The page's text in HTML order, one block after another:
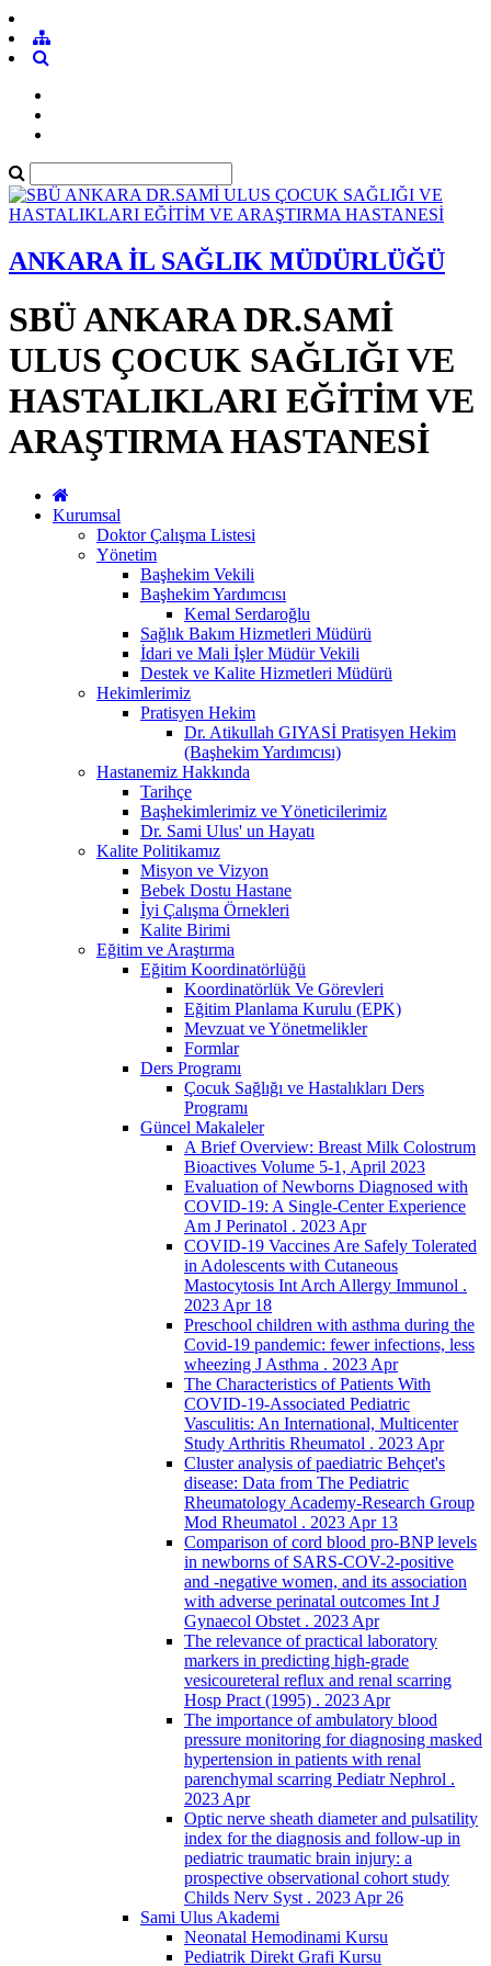
ANKARA İL SAĞLIK MÜDÜRLÜĞÜ
SBÜ ANKARA DR.SAMİ
ULUS ÇOCUK SAĞLIĞI VE
HASTALIKLARI EĞİTİM VE
ARAŞTIRMA HASTANESİ
Kurumsal
Doktor Çalışma Listesi
Yönetim
Başhekim Vekili
Başhekim Yardımcısı
Kemal Serdaroğlu
Sağlık Bakım Hizmetleri Müdürü
İdari ve Mali İşler Müdür Vekili
Destek ve Kalite Hizmetleri Müdürü
Hekimlerimiz
Pratisyen Hekim
Dr. Atikullah GIYASİ Pratisyen Hekim
(Başhekim Yardımcısı)
Hastanemiz Hakkında
Tarihçe
Başhekimlerimiz ve Yöneticilerimiz
Dr. Sami Ulus' un Hayatı
Kalite Politikamız
Misyon ve Vizyon
Bebek Dostu Hastane
İyi Çalışma Örnekleri
Kalite Birimi
Eğitim ve Araştırma
Eğitim Koordinatörlüğü
Koordinatörlük Ve Görevleri
Eğitim Planlama Kurulu (EPK)
Mevzuat ve Yönetmelikler
Formlar
Ders Programı
Çocuk Sağlığı ve Hastalıkları Ders
Programı
Güncel Makaleler
A Brief Overview: Breast Milk Colostrum
Bioactives Volume 5-1, April 2023
Evaluation of Newborns Diagnosed with
COVID-19: A Single-Center Experience
Am J Perinatol . 2023 Apr
COVID-19 Vaccines Are Safely Tolerated
in Adolescents with Cutaneous
Mastocytosis Int Arch Allergy Immunol .
2023 Apr 18
Preschool children with asthma during the
Covid-19 pandemic: fewer infections, less
wheezing J Asthma . 2023 Apr
The Characteristics of Patients With
COVID-19-Associated Pediatric
Vasculitis: An International, Multicenter
Study Arthritis Rheumatol . 2023 Apr
Cluster analysis of paediatric Behçet's
disease: Data from The Pediatric
Rheumatology Academy-Research Group
Mod Rheumatol . 2023 Apr 13
Comparison of cord blood pro-BNP levels
in newborns of SARS-COV-2-positive
and -negative women, and its association
with adverse perinatal outcomes Int J
Gynaecol Obstet . 2023 Apr
The relevance of practical laboratory
markers in predicting high-grade
vesicoureteral reflux and renal scarring
Hosp Pract (1995) . 2023 Apr
The importance of ambulatory blood
pressure monitoring for diagnosing masked
hypertension in patients with renal
parenchymal scarring Pediatr Nephrol .
2023 Apr
Optic nerve sheath diameter and pulsatility
index for the diagnosis and follow-up in
pediatric traumatic brain injury: a
prospective observational cohort study
Childs Nerv Syst . 2023 Apr 26
Sami Ulus Akademi
Neonatal Hemodinami Kursu
Pediatrik Direkt Grafi Kursu